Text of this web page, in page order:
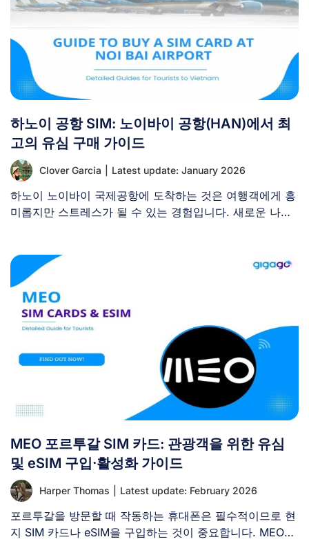
하노이 공항 SIM: 노이바이 공항(HAN)에서 최
고의 유심 구매 가이드
Clover Garcia Latest update: January 2026
하노이 노이바이 국제공항에 도착하는 것은 여행객에게 흥
미롭지만 스트레스가 될 수 있는 경험입니다. 새로운 나라
MEO 포르투갈 SIM 카드: 관광객을 위한 유심
및 eSIM 구입·활성화 가이드
Harper Thomas Latest update: February 2026
포르투갈을 방문할 때 작동하는 휴대폰은 필수적이므로 현
지 SIM 카드나 eSIM을 구입하는 것이 중요합니다. MEO는